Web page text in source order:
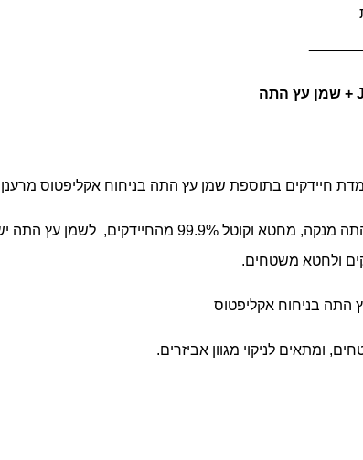
חיידקים בתוספת שמן עץ התה בניחוח אקליפטוס
מחטא וקוטל 99.9% מהחיידקים,
לשמן עץ התה יש
ולחטא משטחים.
התה בניחוח אקליפטוס
ומתאיםלניקוי מגוון אביזרים.